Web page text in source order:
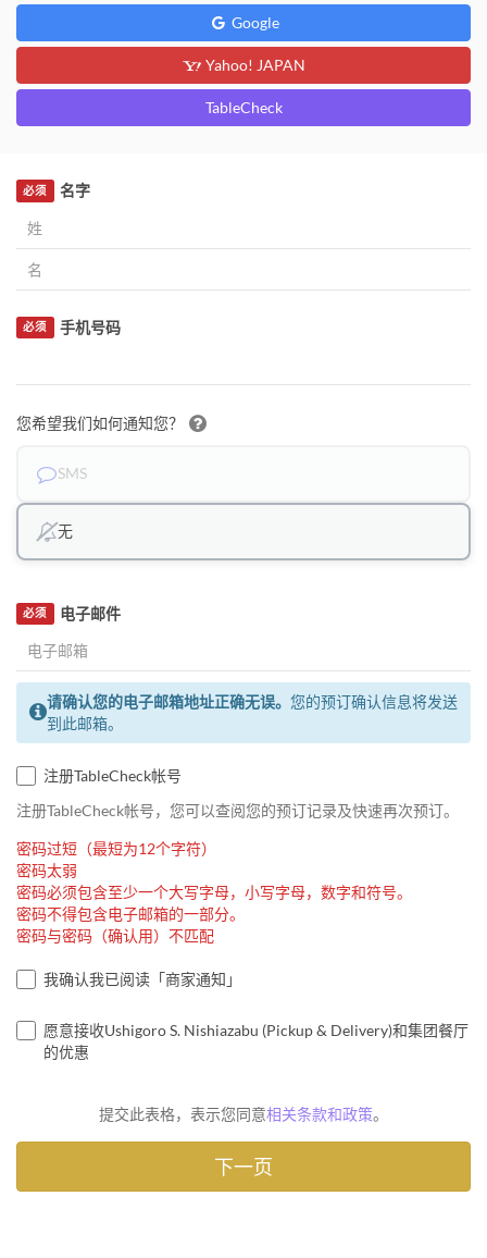
Google
Yahoo! JAPAN
TableCheck
名字
必须
手机号码
必须
您希望我们如何通知您？
SMS
无
电子邮件
必须
请确认您的电子邮箱地址正确无误。 您的预订确认信息将发送
到此邮箱。
注册TableCheck帐号
注册TableCheck帐号，您可以查阅您的预订记录及快速再次预订。
密码过短（最短为12个字符）
密码太弱
密码必须包含至少一个大写字母，小写字母，数字和符号。
密码不得包含电子邮箱的一部分。
密码与密码（确认用）不匹配
我确认我已阅读「商家通知」
愿意接收Ushigoro S. Nishiazabu (Pickup & Delivery)和集团餐厅
的优惠
提交此表格，表示您同意相关条款和政策。